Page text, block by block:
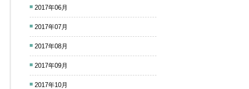
2017年06月
2017年07月
2017年08月
2017年09月
2017年10月